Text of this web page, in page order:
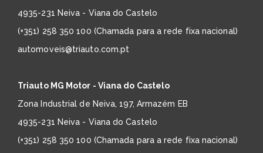
4935-231 Neiva - Viana do Castelo
(+351) 258 350 100 (Chamada para a rede fixa nacional)
automoveis@triauto.com.pt
Triauto MG Motor - Viana do Castelo
Zona Industrial de Neiva, 197, Armazém EB
4935-231 Neiva - Viana do Castelo
(+351) 258 350 100 (Chamada para a rede fixa nacional)